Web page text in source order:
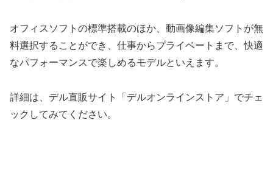
オフィスソフトの標準搭載のほか、動画像編集ソフトが無
料選択することができ、仕事からプライベートまで、快適
なパフォーマンスで楽しめるモデルといえます。
詳細は、デル直販サイト「デルオンラインストア」でチェ
ックしてみてください。